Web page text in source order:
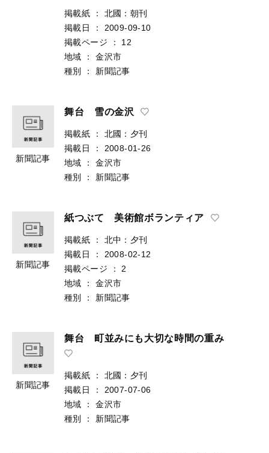
掲載紙 ：
北國：朝刊
掲載日
：
2009-09-10
掲載ページ
：
12
地域
：
金沢市
種別
： 新聞記事
新聞記事
舞台 雪の金沢
掲載紙 ：
北國：夕刊
掲載日
：
2008-01-26
地域
：
金沢市
種別
： 新聞記事
新聞記事
紙つぶて 美術館ボランティア
掲載紙 ：
北中：夕刊
掲載日
：
2008-02-12
掲載ページ
：
2
地域
：
金沢市
種別
： 新聞記事
新聞記事
舞台 町並みにも大切な時間の重み
掲載紙 ：
北國：夕刊
掲載日
：
2007-07-06
地域
：
金沢市
種別
： 新聞記事